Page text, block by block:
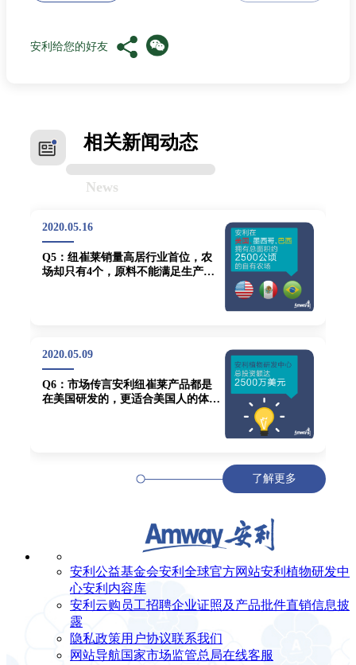
安利给您的好友
相关新闻动态
News
2020.05.16
Q5：纽崔莱销量高居行业首位，农
场却只有4个，原料不能满足生产需
2020.05.09
Q6：市场传言安利纽崔莱产品都是
在美国研发的，更适合美国人的体
了解更多
安利公益基金会安利全球官方网站安利植物研发中
心安利内容库
安利云购 员工招聘企业证照及产品批件直销信息披
露
隐私政策用户协议联系我们
网站导航国家市场监管总局在线客服